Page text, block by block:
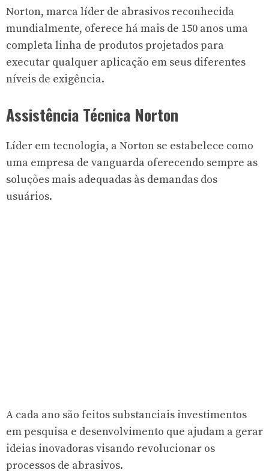
Norton, marca líder de abrasivos reconhecida
mundialmente, oferece há mais de 150 anos uma
completa linha de produtos projetados para
executar qualquer aplicação em seus diferentes
níveis de exigência.
Assistência Técnica Norton
Líder em tecnologia, a Norton se estabelece como
uma empresa de vanguarda oferecendo sempre as
soluções mais adequadas às demandas dos
usuários.
A cada ano são feitos substanciais investimentos
em pesquisa e desenvolvimento que ajudam a gerar
ideias inovadoras visando revolucionar os
processos de abrasivos.